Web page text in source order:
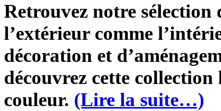
Retrouvez notre sélection
l’extérieur comme
décoration et
découvrez cette
couleur. (Lire la suite…)